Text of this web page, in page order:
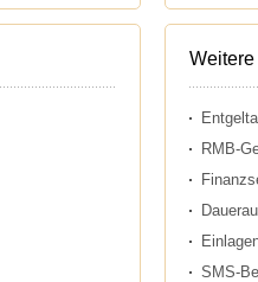
RMB-
SMS-